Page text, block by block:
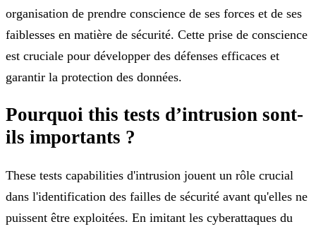
organisation de prendre conscience de ses forces et de ses
faiblesses en matière de sécurité. Cette prise de conscience
est cruciale pour développer des défenses efficaces et
garantir la protection des données.
Pourquoi this tests d’intrusion sont-
ils importants ?
These tests capabilities d'intrusion jouent un rôle crucial
dans l'identification des failles de sécurité avant qu'elles ne
puissent être exploitées. En imitant les cyberattaques du